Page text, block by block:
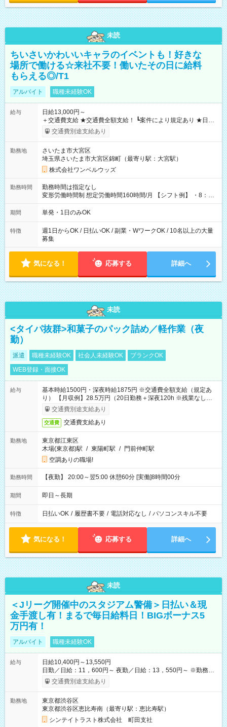
未読
ちいさいかわいいキャラのイベントも！好きな
場所で働ける☆来社不要！働いたその日に給料
もらえる◎/T1
アルバイト 職種未経験OK
給与
日給13,000円～
＋交通費支給 ★交通費全額支給！ ┗案件により規定あり ★日払
いOK！（規定あり） ┗働いたその日に現金GET♪ お仕事後はコ
ンビニATMから 日払い分を引き落とせます！ 【試用期間】試
交通費別途支給あり
勤務地
さいたま市大宮区
埼玉県さいたま市大宮区錦町（最寄り駅：大宮駅）
株式会社ワンベルウッズ
勤務時間
勤務時間は指定なし
変形労働時間制 想定労働時間160時間/月 【シフト例】 ・8：00
～21：00
期間 単発・1日のみOK
特徴
週1日からOK / 日払いOK / 副業・WワークOK / 10名以上の大量
募集
気になる！ 応募する 詳細へ
未読
<タイパ抜群>和菓子のパック詰め／軽作業（夜
勤）
派遣 職種未経験OK 社会人未経験OK
ブランクOK
WEB登録・面接OK
給与
基本時給1500円・深夜時給1875円 ※交通費全額支給（規定あ
り） 【月収例】28.5万円（20日勤務＋深夜120h ※残業なしの場
合）交通費別途支給あり
交通費 交通費支給あり
勤務地
東京都江東区
木場(東京都)駅 / 東陽町駅 / 門前仲町駅
空調ありの職場!
勤務時間 【夜勤】 20:00～翌5:00 休憩60分 [実働]8時間00分
期間 即日～長期
特徴 日払いOK / 履歴書不要 / 電話対応なし / パソコンスキル不要
気になる！ 応募する 詳細へ
未読
＜Jリーグ開催中のスタジアム警備＞日払い＆現
金手渡し有！まるで毎日給料日！BIGボーナス5
万円有！
アルバイト 職種未経験OK
給与
日給10,400円～13,550円
日勤／日給：11，600円～ 夜勤／日給：13，550円～ ※勤務数
が週2日以下の場合 日勤／日給：10，400円 夜勤／日給：12，
350円 ■交通費別途全額支給 ※規定あり ■支払方法：日払い └日
⇒希望をお聞かせください♪ ■各種資格手当あり ■残業手当あり ■
日給保障あり └早く終わっても”全額”支給！ ・－・－・ ≪ 法定
研修 ≫ 研修時の給与： 日給10，000円×3日間（24時間） ＝研
交通費別途支給あり
勤務地
東京都渋谷区
東京都渋谷区恵比寿南（最寄り駅：恵比寿駅）
シンテイトラスト株式会社 町田支社